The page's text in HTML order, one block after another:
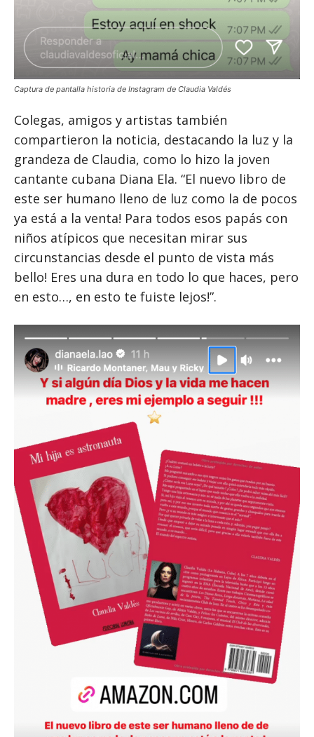
Captura de pantalla historia de Instagram de Claudia Valdés
Colegas, amigos y artistas también
compartieron la noticia, destacando la luz y la
grandeza de Claudia, como lo hizo la joven
cantante cubana Diana Ela. “El nuevo libro de
este ser humano lleno de luz como la de pocos
ya está a la venta! Para todos esos papás con
niños atípicos que necesitan mirar sus
circunstancias desde el punto de vista más
bello! Eres una dura en todo lo que haces, pero
en esto…, en esto te fuiste lejos!”.